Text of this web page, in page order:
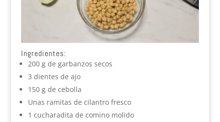
Ingredientes:
200 g de garbanzos secos
3 dientes de ajo
150 g de cebolla
Unas ramitas de cilantro fresco
1 cucharadita de comino molido